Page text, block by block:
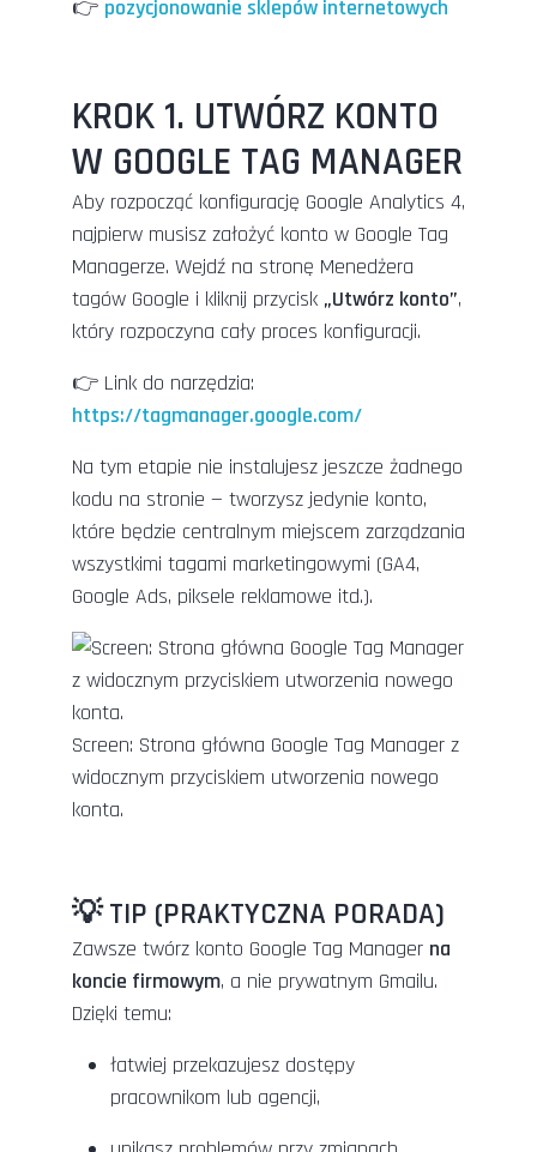
👉 pozycjonowanie sklepów internetowych
KROK 1. UTWÓRZ KONTO
W GOOGLE TAG MANAGER
Aby rozpocząć konfigurację Google Analytics 4,
najpierw musisz założyć konto w Google Tag
Managerze. Wejdź na stronę Menedżera
tagów Google i kliknij przycisk „Utwórz konto”,
który rozpoczyna cały proces konfiguracji.
👉 Link do narzędzia:
https://tagmanager.google.com/
Na tym etapie nie instalujesz jeszcze żadnego
kodu na stronie — tworzysz jedynie konto,
które będzie centralnym miejscem zarządzania
wszystkimi tagami marketingowymi (GA4,
Google Ads, piksele reklamowe itd.).
Screen: Strona główna Google Tag Manager z
widocznym przyciskiem utworzenia nowego
konta.
💡 TIP (PRAKTYCZNA PORADA)
Zawsze twórz konto Google Tag Manager na
koncie firmowym, a nie prywatnym Gmailu.
Dzięki temu:
łatwiej przekazujesz dostępy
pracownikom lub agencji,